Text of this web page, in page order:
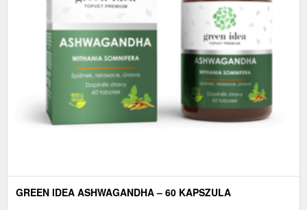
GREEN IDEA ASHWAGANDHA – 60 KAPSZULA